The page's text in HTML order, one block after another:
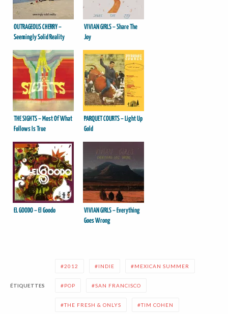
OUTRAGEOUS CHERRY –
Seemingly Solid Reality
VIVIAN GIRLS – Share The
Joy
THE SIGHTS – Most Of What
Follows Is True
PARQUET COURTS – Light Up
Gold
EL GOODO – El Goodo
VIVIAN GIRLS – Everything
Goes Wrong
ÉTIQUETTES
2012 INDIE MEXICAN SUMMER
POP SAN FRANCISCO
THE FRESH & ONLYS TIM COHEN